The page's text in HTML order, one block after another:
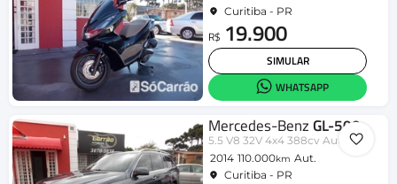
Curitiba - PR
R$ 19.900
SIMULAR
WHATSAPP
Mercedes-BenzGL-500
5.5 V8 32V 4x4 388cv Aut.
2014 110.000km Aut.
Curitiba - PR